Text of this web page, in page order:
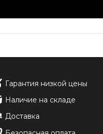
Гарантия низкой цены
Наличие на складе
Доставка